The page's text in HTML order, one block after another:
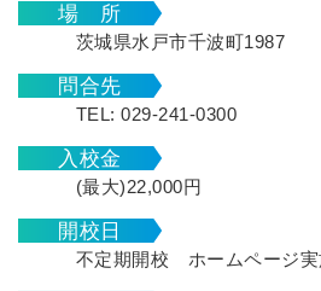
場 所
茨城県水戸市千波町1987
問合先
TEL: 029-241-0300
入校金
(最大)22,000円
開校日
不定期開校 ホームページ実